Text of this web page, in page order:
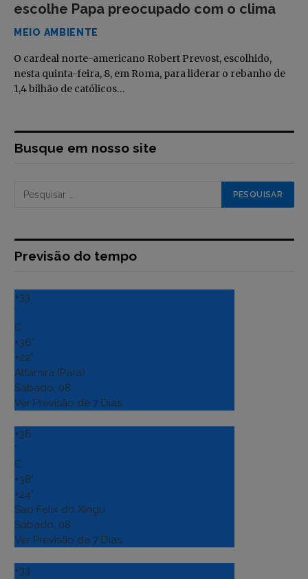
escolhe Papa preocupado com o clima
MEIO AMBIENTE
O cardeal norte-americano Robert Prevost, escolhido,
nesta quinta-feira, 8, em Roma, para liderar o rebanho de
1,4 bilhão de católicos…
Busque em nosso site
Previsão do tempo
+33
°
C
+36°
+22°
Altamira (Para)
Sábado, 08
Ver Previsão de 7 Dias
+36
°
C
+38°
+24°
Sao Felix do Xingu
Sábado, 08
Ver Previsão de 7 Dias
+33